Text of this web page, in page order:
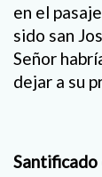
en el
sido san
Señor
dejar a su